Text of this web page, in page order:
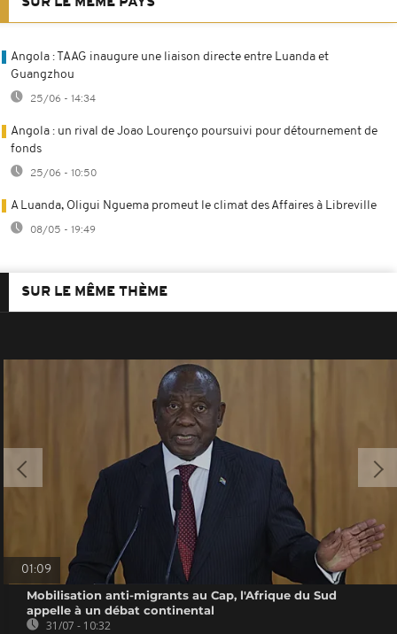
Angola : TAAG inaugure une liaison directe entre Luanda et
Guangzhou
25/06 - 14:34
Angola : un rival de Joao Lourenço poursuivi pour détournement de
fonds
25/06 - 10:50
A Luanda, Oligui Nguema promeut le climat des Affaires à Libreville
08/05 - 19:49
SUR LE MÊME THÈME
01:09
Mobilisation anti-migrants au Cap, l'Afrique du Sud
appelle à un débat continental
31/07 - 10:32